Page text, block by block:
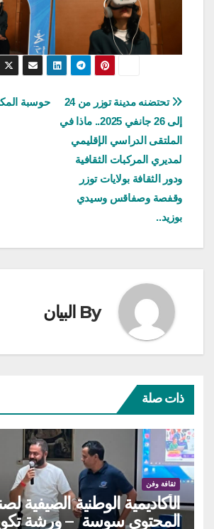
تصفّح
المقالات
حوسبة
تحتضنه مدينة توزر من 24
إلى 26 جانفي 2025.. ماذا في
الملتقى الدراسي الإقليمي
لمديري المركبات الثقافية
ودور الثقافة بولايات توزر
وقفصة وصفاقس وسيدي
بوزيد..
By البيان
ذات صلة
ثقافة وفن
الأكاديمية الوطنية الصيفية
المحتوى سوسة – ورشة